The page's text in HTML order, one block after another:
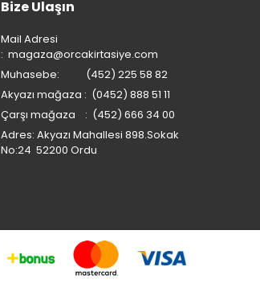
Bize Ulaşın
Mail Adresi
: magaza@orcakirtasiye.com
Muhasebe: (452) 225 58 82
Akyazı mağaza : (0452) 888 51 11
Çarşı mağaza : (452) 666 34 00
Adres: Akyazı Mahallesi 898.Sokak
No:24 52200 Ordu